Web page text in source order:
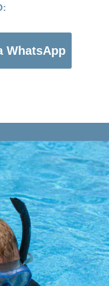
WhatsApp